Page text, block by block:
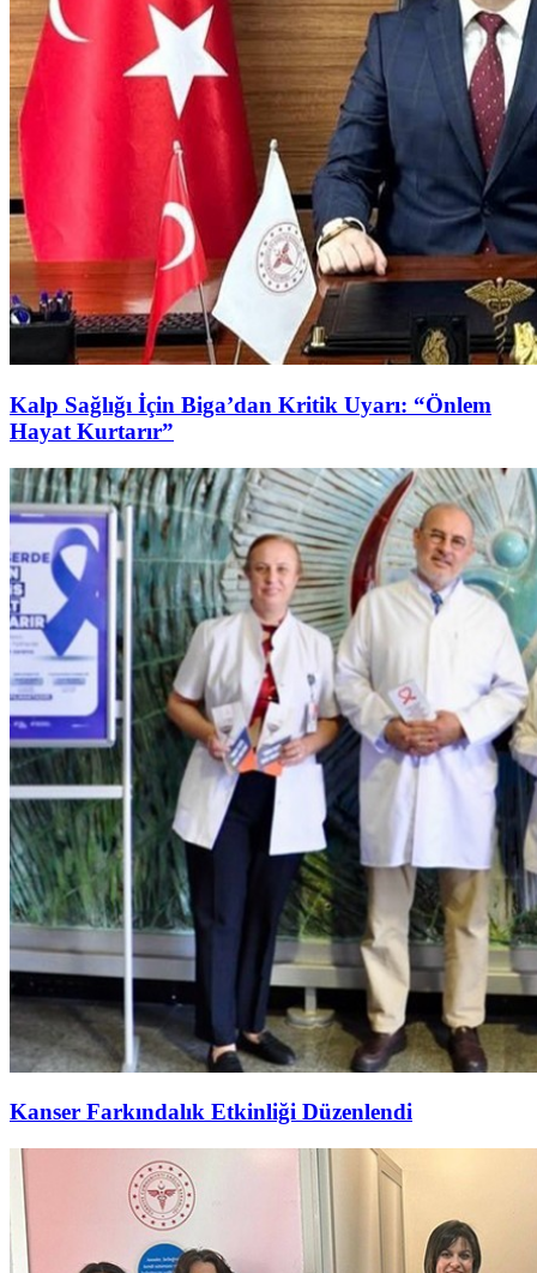
Kalp Sağlığı İçin Biga’dan Kritik Uyarı: “Önlem
Hayat Kurtarır”
Kanser Farkındalık Etkinliği Düzenlendi